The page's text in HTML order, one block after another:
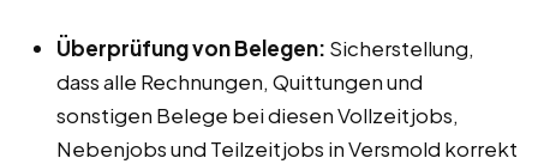
Überprüfung von Belegen: Sicherstellung,
dass alle Rechnungen, Quittungen und
sonstigen Belege bei diesen Vollzeitjobs,
Nebenjobs und Teilzeitjobs in Versmold korrekt